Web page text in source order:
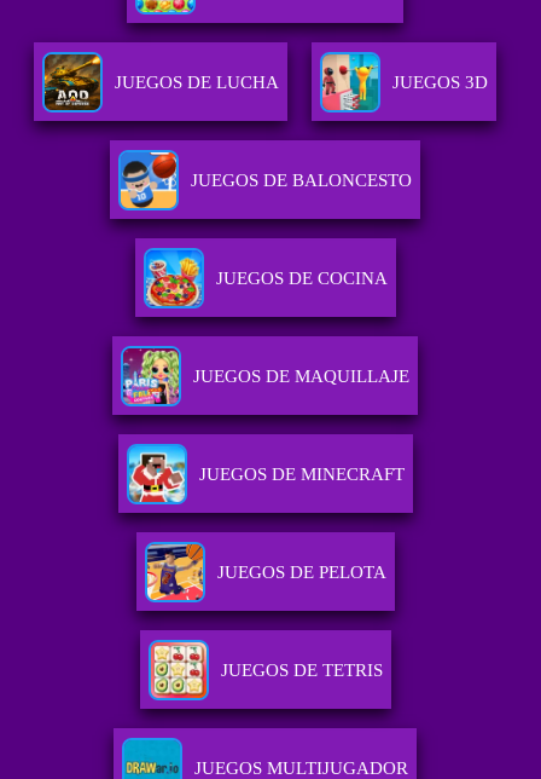
JUEGOS DE LUCHA JUEGOS 3D
JUEGOS DE BALONCESTO
JUEGOS DE COCINA
JUEGOS DE MAQUILLAJE
JUEGOS DE MINECRAFT
JUEGOS DE PELOTA
JUEGOS DE TETRIS
JUEGOS MULTIJUGADOR